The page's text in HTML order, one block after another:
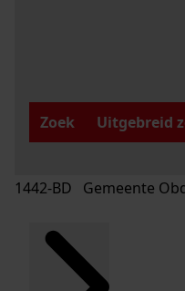
Zoek
Uitgebreid
1442-BD Gemeente